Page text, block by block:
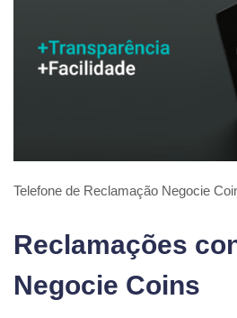
Telefone de Reclamação Negocie
Reclamações
Negocie Coins